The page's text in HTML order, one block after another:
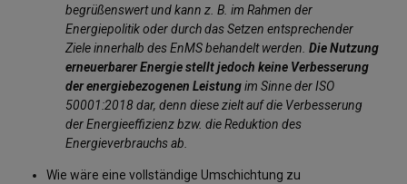
begrüßenswert und kann z. B. im Rahmen der
Energiepolitik oder durch das Setzen entsprechender
Ziele innerhalb des EnMS behandelt werden. Die Nutzung
erneuerbarer Energie stellt jedoch keine Verbesserung
der energiebezogenen Leistungim Sinne der ISO
50001:2018 dar, denn diese zielt auf die Verbesserung
der Energieeffizienz bzw. die Reduktion des
Energieverbrauchs ab.
Wie wäre eine vollständige Umschichtung zu